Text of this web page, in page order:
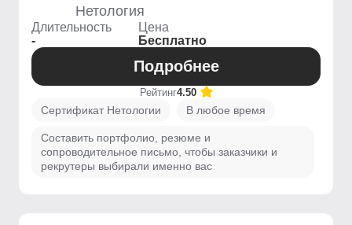
Нетология
Длительность
-
Цена
Бесплатно
Подробнее
Рейтинг4.50
Сертификат Нетологии В любое время
Составить портфолио, резюме и
сопроводительное письмо, чтобы заказчики и
рекрутеры выбирали именно вас